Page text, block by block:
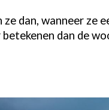
dan, wanneer ze
dan de